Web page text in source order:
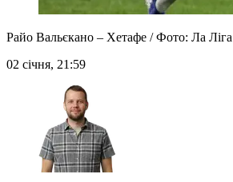
Райо Вальєкано – Хетафе / Фото: Ла Ліга
02 січня, 21:59